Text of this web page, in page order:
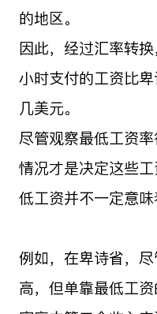
的地区。
因此，经过汇率转
小时支付的工资比
几美元。
尽管观察最低工资
情况才是决定这些
低工资并不一定意味
例如，在卑诗省，
高，但单靠最低工